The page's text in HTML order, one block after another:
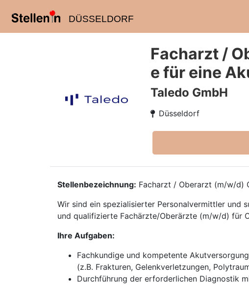
DÜSSELDORF
Facharzt /
e für eine
Taledo GmbH
Düsseldorf
Stellenbezeichnung: Facharzt / Oberarzt (m/w/d)
Wir sind ein spezialisierter Personalvermittler und
und qualifizierte Fachärzte/Oberärzte (m/w/d) für
Ihre Aufgaben:
Fachkundige und kompetente
(z.B. Frakturen, Gelenkverletzungen,
Durchführung der erforderlichen Diagnostik